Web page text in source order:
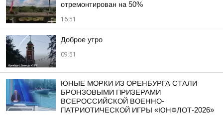
отремонтирован на 50%
16:51
Доброе утро
09:51
ЮНЫЕ МОРКИ ИЗ ОРЕНБУРГА СТАЛИ
БРОНЗОВЫМИ ПРИЗЕРАМИ
ВСЕРОССИЙСКОЙ ВОЕННО-
ПАТРИОТИЧЕСКОЙ ИГРЫ «ЮНФЛОТ-2026»